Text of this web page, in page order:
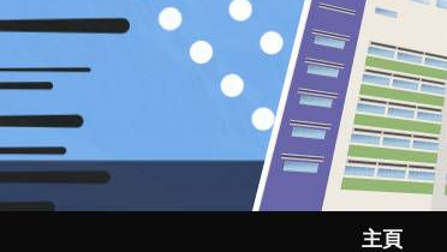
主頁